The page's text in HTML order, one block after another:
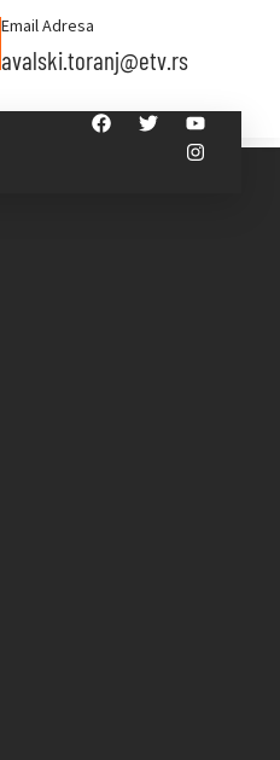
Email Adresa
avalski.toranj@etv.rs